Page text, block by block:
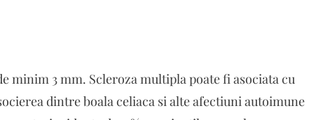
minim 3 mm. Scleroza multipla poate fi asociata cu
dintre boala celiaca si alte afectiuni autoimune